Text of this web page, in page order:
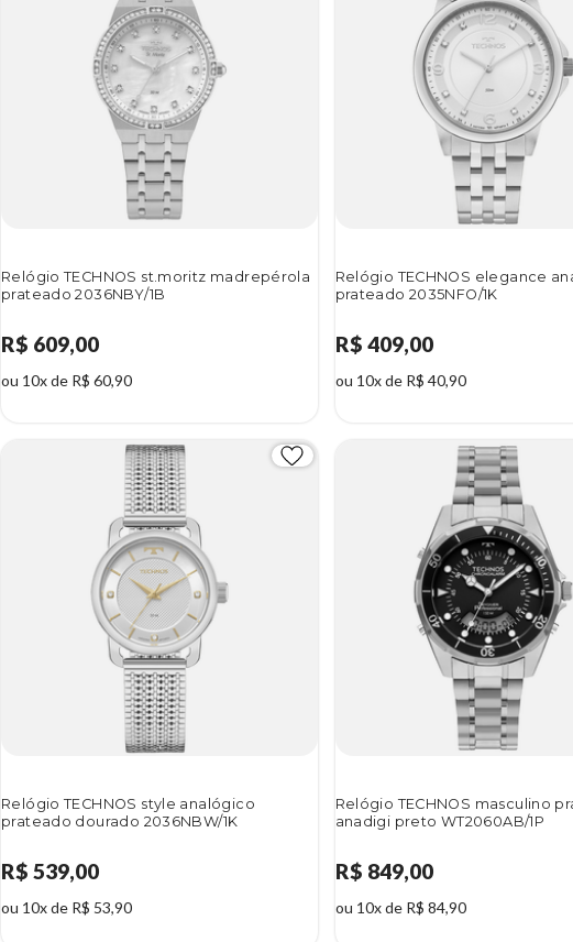
Relógio TECHNOS st.moritz madrepérola
prateado 2036NBY/1B
R$ 609,00
ou 10x de R$ 60,90
Relógio TECHNOS elegance
prateado 2035NFO/1K
R$ 409,00
ou 10x de R$ 40,90
Relógio TECHNOS style analógico
prateado dourado 2036NBW/1K
R$ 539,00
ou 10x de R$ 53,90
Relógio TECHNOS masculino
anadigi preto WT2060AB/1P
R$ 849,00
ou 10x de R$ 84,90